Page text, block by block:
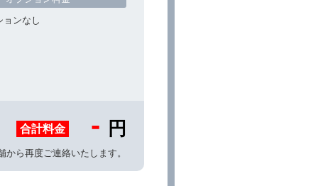
ョンなし
合計料金 - 円
ら再度ご連絡いたします。